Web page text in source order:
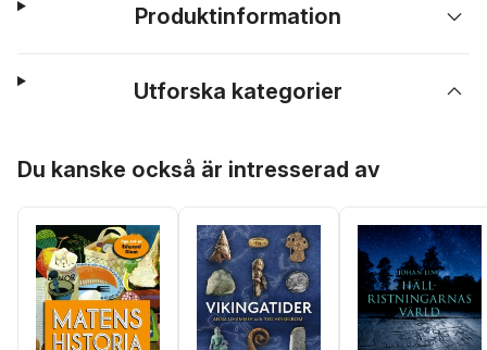
Produktinformation
Utforska kategorier
Du kanske också är intresserad av